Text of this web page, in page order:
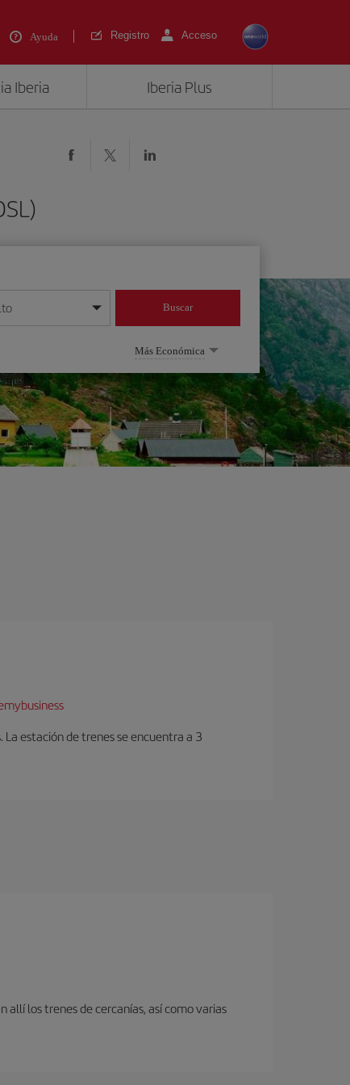
Ayuda Registro Acceso
Iberia Iberia Plus
mes/año
Buscar
Más Económica
estación de trenes se encuentra a 3
los trenes de cercanías, así como varias